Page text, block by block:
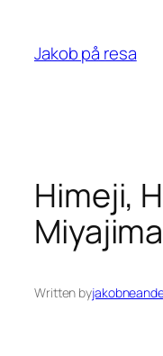
content
Jakob på resa
Himeji,
Miyajima
Written by